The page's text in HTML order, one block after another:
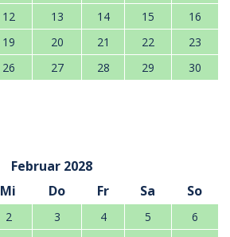
12 13 14 15
16
19 20 21 22
23
26 27 28 29
30
Februar 2028
Mi Do Fr Sa So
2 3 4 5
6